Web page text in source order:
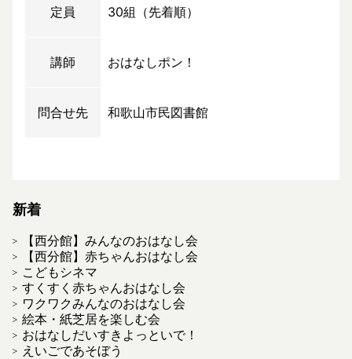
定員 30組（先着順）
講師 おはなしポン！
問合せ先 和歌山市民図書館
新着
【西分館】みんなのおはなし会
【西分館】赤ちゃんおはなし会
こどもシネマ
すくすく赤ちゃんおはなし会
ワクワクみんなのおはなし会
絵本・紙芝居を楽しむ会
おはなしだいすきよっといで！
えいごであそぼう